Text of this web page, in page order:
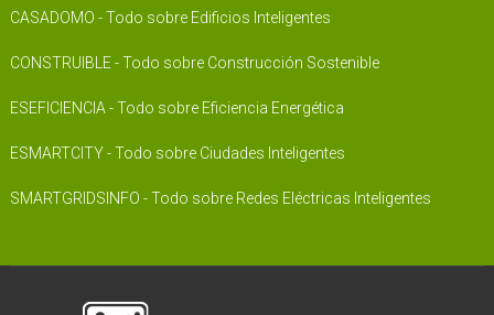
CASADOMO - Todo sobre Edificios Inteligentes
CONSTRUIBLE - Todo sobre Construcción Sostenible
ESEFICIENCIA - Todo sobre Eficiencia Energética
ESMARTCITY - Todo sobre Ciudades Inteligentes
SMARTGRIDSINFO - Todo sobre Redes Eléctricas Inteligentes